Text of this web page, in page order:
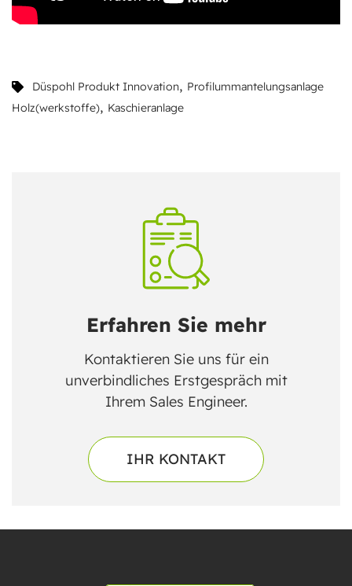
Düspohl Produkt Innovation, Profilummantelungsanlage
Holz(werkstoffe), Kaschieranlage
Erfahren Sie mehr
Kontaktieren Sie uns für ein
unverbindliches Erstgespräch mit
Ihrem Sales Engineer.
IHR KONTAKT